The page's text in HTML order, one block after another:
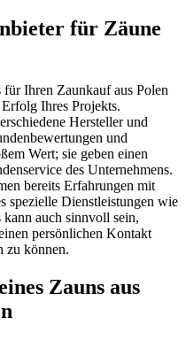
für Zäune
Ihren Zaunkauf aus Polen
Ihres Projekts.
Hersteller und
und
Wert; sie geben einen
des Unternehmens.
bereits Erfahrungen mit
spezielle Dienstleistungen wie
auch sinnvoll sein,
persönlichen Kontakt
zu können.
Zauns aus